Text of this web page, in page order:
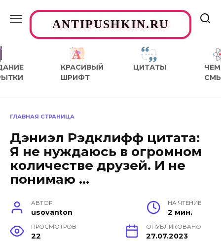
содержаниюANTIPUSHKIN.RU
КРАСИВЫЙ
ШРИФТ
ЦИТАТЫ
ЧЕМ
ГЛАВНАЯ СТРАНИЦА
Дэниэл Рэдклифф цитата:
Я не нуждаюсь в огромном
количестве друзей. И не
понимаю …
АВТОР
usovanton
НА ЧТЕНИЕ
2 мин.
ПРОСМОТРОВ
22
ОПУБЛИКОВАНО
27.07.2023